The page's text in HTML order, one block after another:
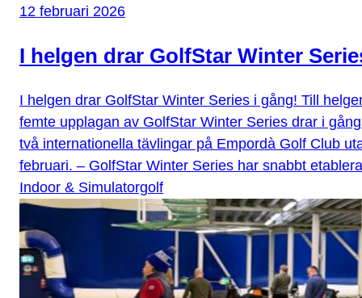
12 februari 2026
I helgen drar GolfStar Winter
I helgen drar GolfStar Winter Series i gång! Till
femte upplagan av GolfStar Winter Series drar i
två internationella tävlingar på Empordà Golf Club
februari. – GolfStar Winter Series har snabbt
Indoor & Simulatorgolf